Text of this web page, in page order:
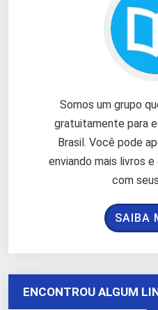
Somos um grupo
gratuitamente para
Brasil. Você pode
enviando mais livros
com
SAIBA
ENCONTROU ALGUM